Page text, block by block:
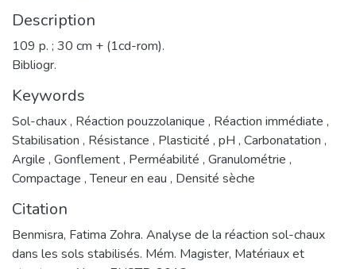
Description
109 p. ; 30 cm + (1cd-rom).
Bibliogr.
Keywords
Sol-chaux, Réaction pouzzolanique , Réaction immédiate ,
Stabilisation , Résistance , Plasticité , pH , Carbonatation ,
Argile , Gonflement, Perméabilité , Granulométrie ,
Compactage ,Teneur en eau , Densité sèche
Citation
Benmisra, Fatima Zohra. Analyse de la réaction sol-chaux
dans les sols stabilisés. Mém. Magister, Matériaux et